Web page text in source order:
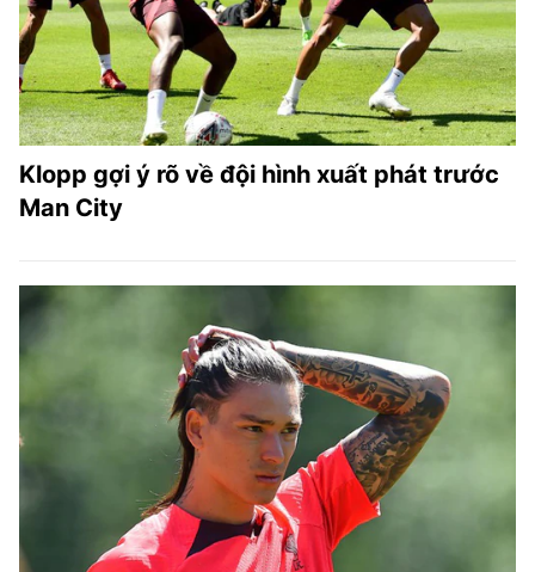
Klopp gợi ý rõ về đội hình xuất phát trước
Man City